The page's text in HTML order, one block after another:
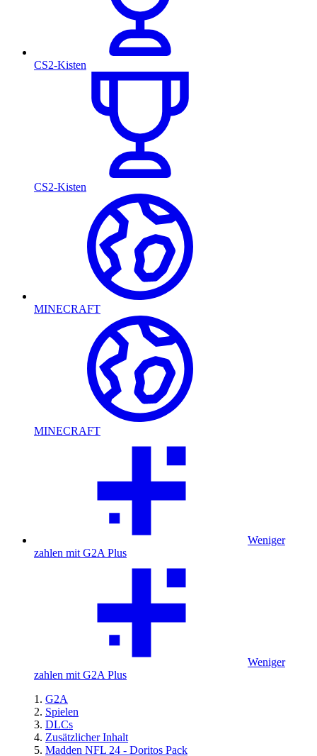
CS2-Kisten
CS2-Kisten
MINECRAFT
MINECRAFT
Weniger
zahlen mit G2A Plus
Weniger
zahlen mit G2A Plus
G2A
Spielen
DLCs
Zusätzlicher Inhalt
Madden NFL 24 - Doritos Pack